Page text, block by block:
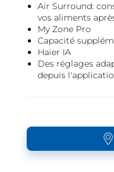
Air Surround:
vos aliments
My Zone Pro
Capacité
Haier IA
Des réglages
depuis